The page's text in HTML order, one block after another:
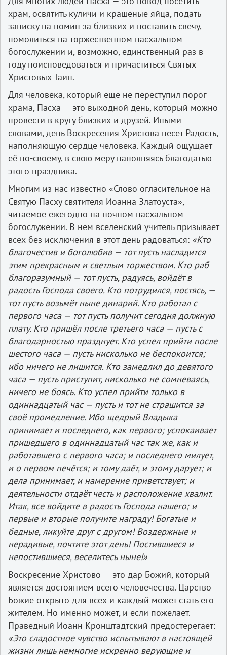
храм, освятить куличи и крашеные яйца, подать
записку на помин за близких и поставить свечу,
помолиться на торжественном пасхальном
богослужении и, возможно, единственный раз в
году поисповедоваться и причаститься Святых
Христовых Таин.
Для человека, который ещё не переступил порог
храма, Пасха — это выходной день, который можно
провести в кругу близких и друзей. Иными
словами, день Воскресения Христова несёт Радость,
наполняющую сердце человека. Каждый ощущает
её по-своему, в свою меру наполняясь благодатью
этого праздника.
Многим из нас известно «Слово огласительное на
Святую Пасху святителя Иоанна Златоуста»,
читаемое ежегодно на ночном пасхальном
богослужении. В нём вселенский учитель призывает
всех без исключения в этот день радоваться: «Кто
благочестив и боголюбив — тот пусть насладится
этим прекрасным и светлым торжеством. Кто раб
благоразумный — тот пусть, радуясь, войдёт в
радость Господа своего. Кто потрудился, постясь, —
тот пусть возьмёт ныне динарий. Кто работал с
первого часа — тот пусть получит сегодня должную
плату. Кто пришёл после третьего часа — пусть с
благодарностью празднует. Кто успел прийти после
шестого часа — пусть нисколько не беспокоится;
ибо ничего не лишится. Кто замедлил до девятого
часа — пусть приступит, нисколько не сомневаясь,
ничего не боясь. Кто успел прийти только в
одиннадцатый час — пусть и тот не страшится за
своё промедление. Ибо щедрый Владыка
принимает и последнего, как первого; успокаивает
пришедшего в одиннадцатый час так же, как и
работавшего с первого часа; и последнего милует,
и о первом печётся; и тому даёт, и этому дарует; и
дела принимает, и намерение приветствует; и
деятельности отдаёт честь и расположение хвалит.
Итак, все войдите в радость Господа нашего; и
первые и вторые получите награду! Богатые и
бедные, ликуйте друг с другом! Воздержные и
нерадивые, почтите этот день! Постившиеся и
непостившиеся, веселитесь ныне!»
Воскресение Христово — это дар Божий, который
является достоянием всего человечества. Царство
Божие открыто для всех и каждый может стать его
жителем. Но именно может, и если пожелает.
Праведный Иоанн Кронштадтский предостерегает:
«Это сладостное чувство испытывают в настоящей
жизни лишь немногие искренно верующие и